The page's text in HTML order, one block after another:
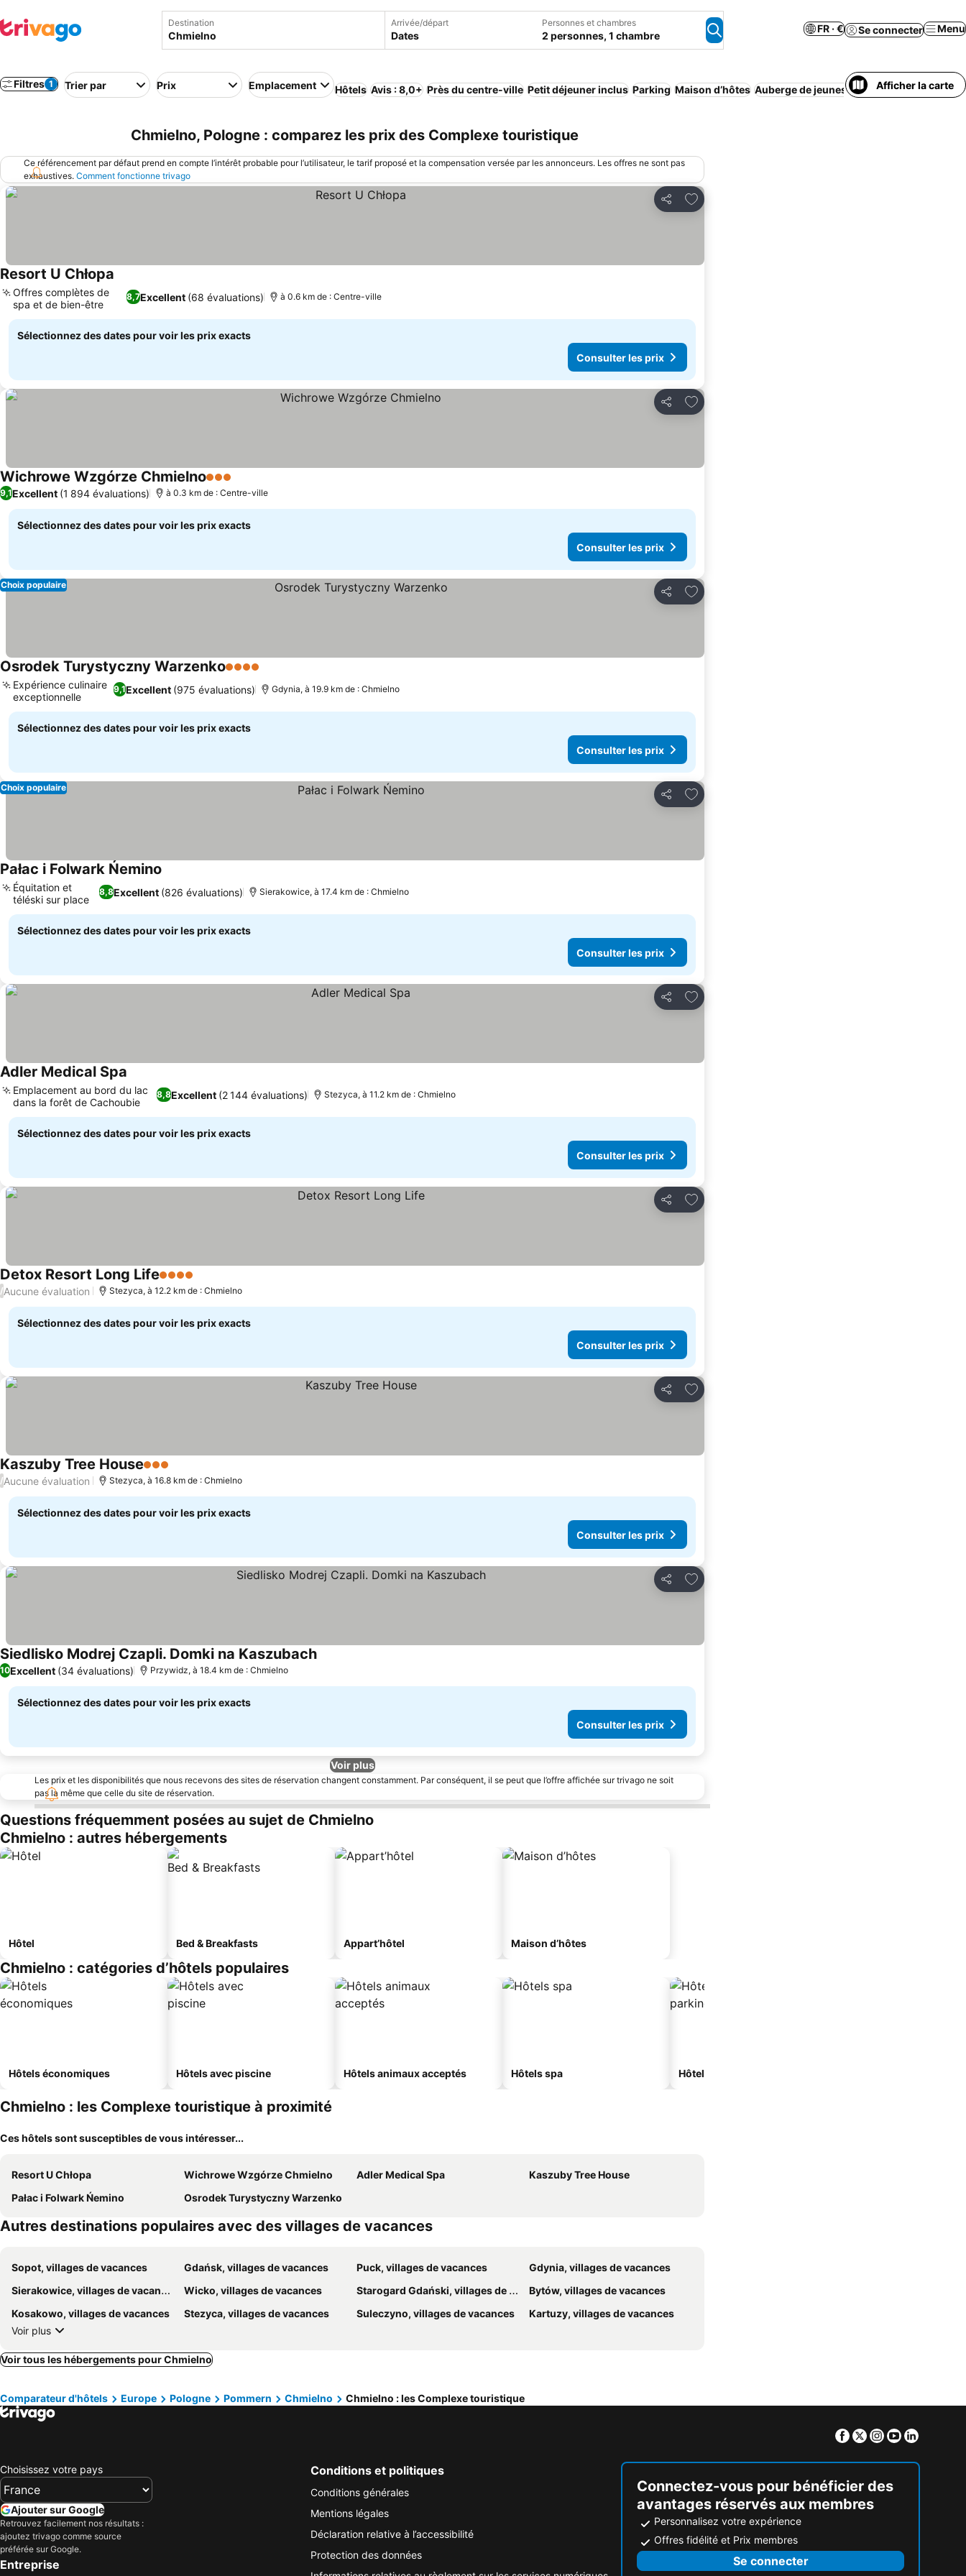
Destination Arrivée/départ
Dates
Personnes et chambres
2 personnes, 1 chambre
FR · € Se connecter Menu
Filtres 1 Trier par Prix Emplacement Hôtels Avis : 8,0+ Près du centre-ville Petit déjeuner inclus Parking Maison d’hôtes Auberge de jeunesse Camping Familles
Afficher la carte
Chmielno, Pologne : comparez les prix des Complexe touristique
Ce référencement par défaut prend en compte l’intérêt probable pour l’utilisateur, le tarif proposé et la compensation versée par les annonceurs. Les offres ne sont pas
exhaustives. Comment fonctionne trivago
Partager
Ajouter à mes favoris
Resort U Chłopa
8,7Excellent (68 évaluations)
Offres complètes de
spa et de bien-être
à 0.6 km de : Centre-ville
Sélectionnez des dates pour voir les prix exacts
Consulter les prix
Partager
Ajouter à mes favoris
Wichrowe Wzgórze Chmielno3 Étoiles
9,1Excellent (1 894 évaluations) à 0.3 km de : Centre-ville
Sélectionnez des dates pour voir les prix exacts
Consulter les prix
Partager
Ajouter à mes favoris
Choix populaire
Osrodek Turystyczny Warzenko4 Étoiles
9,1Excellent (975 évaluations)
Expérience culinaire
exceptionnelle
Gdynia, à 19.9 km de : Chmielno
Sélectionnez des dates pour voir les prix exacts
Consulter les prix
Partager
Ajouter à mes favoris
Choix populaire
Pałac i Folwark Ńemino
8,8Excellent (826 évaluations)
Équitation et
téléski sur place
Sierakowice, à 17.4 km de : Chmielno
Sélectionnez des dates pour voir les prix exacts
Consulter les prix
Partager
Ajouter à mes favoris
Adler Medical Spa
8,8Excellent (2 144 évaluations)
Emplacement au bord du lac
dans la forêt de Cachoubie
Stezyca, à 11.2 km de : Chmielno
Sélectionnez des dates pour voir les prix exacts
Consulter les prix
Partager
Ajouter à mes favoris
Detox Resort Long Life4 Étoiles
/Aucune évaluation Stezyca, à 12.2 km de : Chmielno
Sélectionnez des dates pour voir les prix exacts
Consulter les prix
Partager
Ajouter à mes favoris
Kaszuby Tree House3 Étoiles
/Aucune évaluation Stezyca, à 16.8 km de : Chmielno
Sélectionnez des dates pour voir les prix exacts
Consulter les prix
Partager
Ajouter à mes favoris
Siedlisko Modrej Czapli. Domki na Kaszubach
10Excellent (34 évaluations) Przywidz, à 18.4 km de : Chmielno
Sélectionnez des dates pour voir les prix exacts
Consulter les prix
Voir plus
Les prix et les disponibilités que nous recevons des sites de réservation changent constamment. Par conséquent, il se peut que l’offre affichée sur trivago ne soit
pas la même que celle du site de réservation.
Questions fréquemment posées au sujet de Chmielno
Chmielno : autres hébergements
Hôtel Bed & Breakfasts Appart’hôtel Maison d’hôtes
Chmielno : catégories d’hôtels populaires
Hôtels économiques Hôtels avec piscine Hôtels animaux acceptés Hôtels spa Hôtels avec parking
Chmielno : les Complexe touristique à proximité
Ces hôtels sont susceptibles de vous intéresser...
Resort U Chłopa Wichrowe Wzgórze Chmielno Adler Medical Spa
Kaszuby Tree House
Pałac i Folwark Ńemino
Osrodek Turystyczny Warzenko
Autres destinations populaires avec des villages de vacances
Sopot, villages de vacances Gdańsk, villages de vacances Puck, villages de vacances
Gdynia, villages de vacances
Sierakowice, villages de vacances
Wicko, villages de vacances Starogard Gdański, villages de vacances
Bytów, villages de vacances
Kosakowo, villages de vacances
Stezyca, villages de vacances Suleczyno, villages de vacances
Kartuzy, villages de vacances
Voir plus
Voir tous les hébergements pour Chmielno
Comparateur d'hôtels Europe Pologne Pommern Chmielno Chmielno : les Complexe touristique
Facebook
TwitterInstagram
Youtube
Choisissez votre pays
Ajouter sur Google
Retrouvez facilement nos résultats :
ajoutez trivago comme source
préférée sur Google.
Entreprise
Conditions et politiques
Conditions générales
Mentions légales
Déclaration relative à l’accessibilité
Protection des données
Connectez-vous pour bénéficier des
avantages réservés aux membres
Personnalisez votre expérience
Offres fidélité et Prix membres
Se connecter